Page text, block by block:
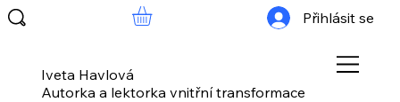
Iveta Havlová
Autorka a lektorka vnitřní transformace
Přihlásit se